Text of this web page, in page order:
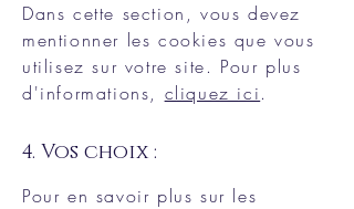
Dans cette section, vous devez
mentionner les cookies que vous
utilisez sur votre site. Pour plus
d'informations, cliquez ici.
4. Vos choix :
Pour en savoir plus sur les